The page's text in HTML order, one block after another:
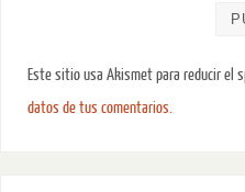
Este sitio usa Akismet para reducir el
datos de tus comentarios.